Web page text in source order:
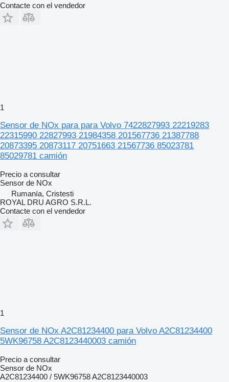
Contacte con el vendedor
1
Sensor de NOx para para Volvo 7422827993 22219283
22315990 22827993 21984358 201567736 21387788
20873395 20873117 20751663 21567736 85023781
85029781 camión
Precio a consultar
Sensor de NOx
Rumanía, Cristesti
ROYAL DRU AGRO S.R.L.
Contacte con el vendedor
1
Sensor de NOx A2C81234400 para Volvo A2C81234400
5WK96758 A2C8123440003 camión
Precio a consultar
Sensor de NOx
A2C81234400 / 5WK96758 A2C8123440003